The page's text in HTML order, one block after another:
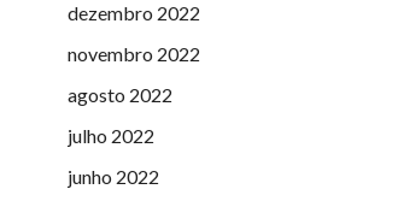
dezembro 2022
novembro 2022
agosto 2022
julho 2022
junho 2022